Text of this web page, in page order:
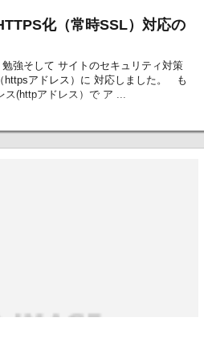
化（常時SSL）対応の
強そして サイトのセキュリティ対策
httpsアドレス）に 対応しました。 も
(httpアドレス）で ア ...